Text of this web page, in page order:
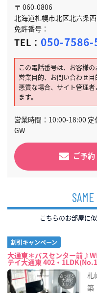
〒 060-0806
北海道札幌市北区北六条
免許番号：
TEL： 050-7586-
この電話番号は、お客様の
営業目的、お問い合わせ目
悪質な場合、サイト管理
ます。
営業時間：10:00-18:00 定
GW
ご予
こちらのお部屋に
割引キャンペーン
大通東＊バスセンター前
テイ大通東 402・
札
築